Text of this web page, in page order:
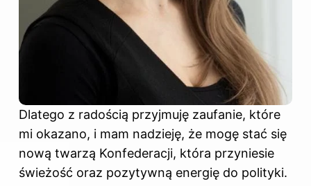
Dlatego z radością przyjmuję zaufanie, które
mi okazano, i mam nadzieję, że mogę stać się
nową twarzą Konfederacji, która przyniesie
świeżość oraz pozytywną energię do polityki.